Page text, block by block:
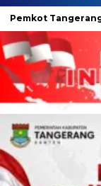
Tangerang